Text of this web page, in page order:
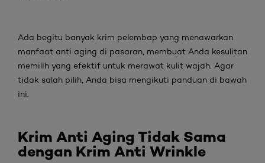
Ada begitu banyak krim pelembap yang menawarkan
manfaat anti aging di pasaran, membuat Anda kesulitan
memilih yang efektif untuk merawat kulit wajah. Agar
tidak salah pilih, Anda bisa mengikuti panduan di bawah
ini.
Krim Anti Aging Tidak Sama
dengan Krim Anti Wrinkle